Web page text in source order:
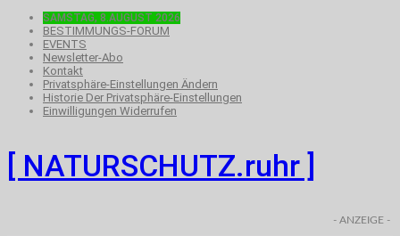
SAMSTAG, 8.AUGUST 2026
BESTIMMUNGS-FORUM
EVENTS
Newsletter-Abo
Kontakt
Privatsphäre-Einstellungen Ändern
Historie Der Privatsphäre-Einstellungen
Einwilligungen Widerrufen
[ NATURSCHUTZ.ruhr ]
- ANZEIGE -